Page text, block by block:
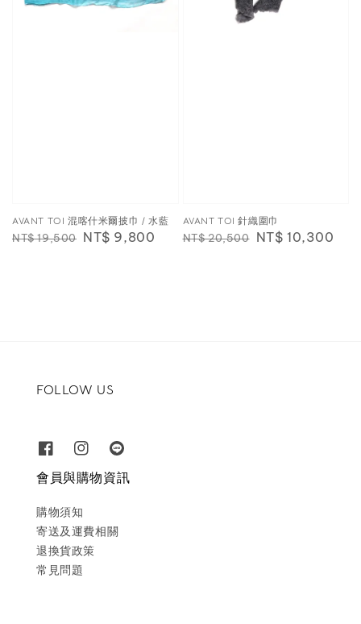
AVANT TOI 混喀什米爾披巾 / 水藍
Regular
NT$ 19,500 Sale
NT$ 9,800
AVANT TOI 針織圍巾
Regular
NT$ 20,500 Sale
NT$ 10,300
FOLLOW US
會員與購物資訊
購物須知
寄送及運費相關
退換貨政策
常見問題